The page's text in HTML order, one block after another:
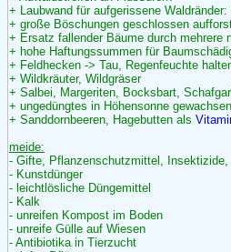
+ Laubwand für aufgerissene
+ große Böschungen geschlossen
+ Ersatz fallender Bäume durch mehrere
+ hohe Haftungssummen für
+ Feldhecken -> Tau, Regenfeuchte
+ Wildkräuter, Wildgräser
+ Salbei, Margeriten, Bocksbart,
+ ungedüngtes in Höhensonne
+ Sanddornbeeren, Hagebutten als
meide:
- Gifte, Pflanzenschutzmittel,
- Kunstdünger
- leichtlösliche Düngemittel
- Kalk
- unreifen Kompost im Boden
- unreife Gülle auf Wiesen
- Antibiotika in Tierzucht